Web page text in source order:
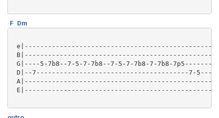
F Dm
e|-------------------------------------------------
B|-------------------------------------------------
G|----5-7b8--7-5-7-7b8--7-5-7-7b8-7-7b8-7p5--------
D|--7---------------------------------------7-5----
A|-------------------------------------------------
E|-------------------------------------------------